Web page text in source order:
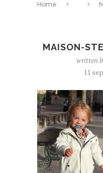
Home
MAISON-
written
11